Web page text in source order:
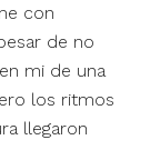
con
de no
mi de una
los ritmos
llegaron